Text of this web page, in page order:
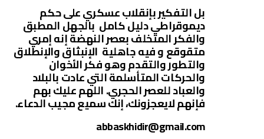
بل التفكير بإنقلاب عسكري على حكم
ديموقراطي دليل كامل بالجهل المطبق
والفكر المتخلف بعصر النهضة إنه إمري
متقوقع و فيه جاهلية الإنبثاق والإنطلاق
والتطور والتقدم وهو فكر الأخوان
والحركات المتأسلمة التي عادت بالبلاد
والعباد للعصر الحجري. اللهم عليك بهم
فإنهم لايعجزونك، إنك سميع مجيب الدعاء.
abbaskhidir@gmail.com